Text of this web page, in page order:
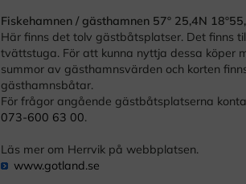
Fiskehamnen / gästhamnen 57º 25,4N
Här finns det tolv gästbåtsplatser. Det finns
tvättstuga. För att kunna nyttja dessa köper
summor av gästhamnsvärden och korten
gästhamnsbåtar.
För frågor angående gästbåtsplatserna
073-600 63 00.
Läs mer om Herrvik på webbplatsen.
www.gotland.se